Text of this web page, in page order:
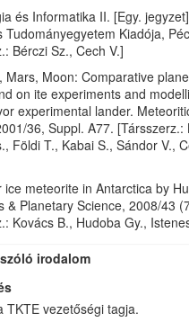
és Informatika II. [Egy.
Tudományegyetem Kiadója,
Bérczi Sz., Cech V.]
Mars, Moon: Comparative
on ite experiments and
experimental lander.
36, Suppl. A77. [Társszerz.:
Földi T., Kabai S., Sándor V.,
ice meteorite in Antarctica by
& Planetary Science, 2008/43
Kovács B., Hudoba Gy.,
irodalom
TKTE vezetőségi tagja.